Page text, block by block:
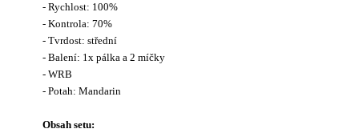
- Rychlost: 100%
- Kontrola: 70%
- Tvrdost:střední
- Balení: 1x pálka a 2 míčky
- WRB
- Potah: Mandarin
Obsah setu: